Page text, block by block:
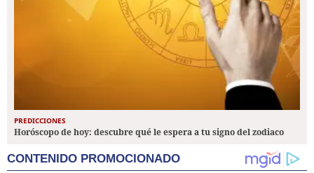
PREDICCIONES
Horóscopo de hoy: descubre qué le espera a tu signo del zodiaco
CONTENIDO PROMOCIONADO